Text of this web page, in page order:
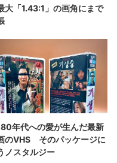
大「1.43:1」の画角にまで
80年代への愛が生んだ最新
のVHS そのパッケージに
ノスタルジー